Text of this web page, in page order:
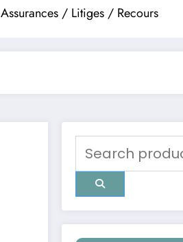
Assurances / Litiges / Recours